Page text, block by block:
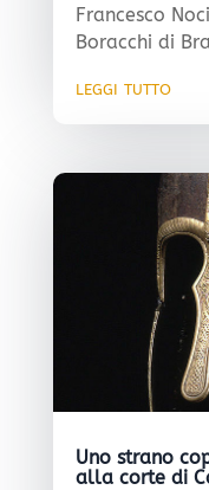
Francesco
Boracchi di
leggi tutto
Uno strano
alla corte di